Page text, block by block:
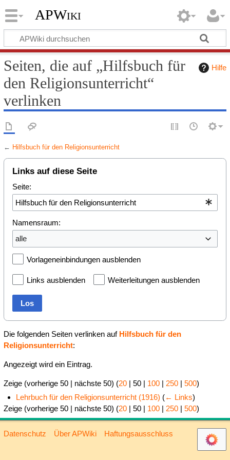
APWiki
Hilfe
Seiten, die auf „Hilfsbuch für
den Religionsunterricht“
verlinken
← Hilfsbuch für den Religionsunterricht
Links auf diese Seite
Seite:
Namensraum:
alle
Vorlageneinbindungen ausblenden
Links ausblenden Weiterleitungen ausblenden
Los
Die folgenden Seiten verlinken auf Hilfsbuch für den
Religionsunterricht:
Angezeigt wird ein Eintrag.
Zeige (vorherige 50| nächste 50) (20| 50| 100| 250| 500)
Lehrbuch für den Religionsunterricht (1916) (← Links)
Zeige (vorherige 50| nächste 50) (20| 50| 100| 250| 500)
Datenschutz Über APWiki Haftungsausschluss